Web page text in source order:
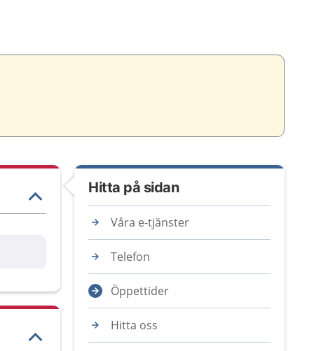
Hitta på sidan
Våra e-tjänster
Telefon
Öppettider
Hitta oss